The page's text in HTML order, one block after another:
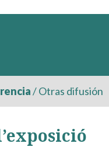
/Otras difusión